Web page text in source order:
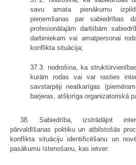
savu amata pienākumu
pieņemšanas par sabiedrības
profesionālajām darbībām
darbiniekam vai amatpersonai
konflikta situācija;
37.3. nodrošina, ka
kurām rodas vai var rasties
savstarpēji neatkarīgas
barjeras, atšķirīga organizatoriskā
38. Sabiedrība, izstrādājot
pārvaldīšanas politiku un atbilstošās
konflikta situāciju identificēšanu un
pasākumu īstenošanu, kas ietver: